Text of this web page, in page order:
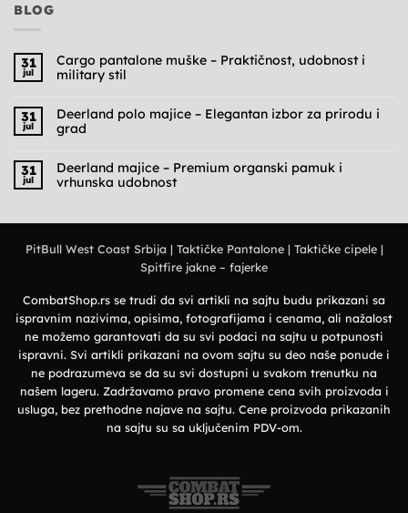
BLOG
31
jul
Cargo pantalone muške – Praktičnost, udobnost i
military stil
na
Cargo
pantalone
muške
Praktičnost,
udobnost
i
military
31
jul
Deerland polo majice – Elegantan izbor za prirodu i
grad
na
Deerland
polo
izbor
prirodu
i
31
jul
Deerland majice – Premium organski pamuk i
vrhunska udobnost
–
vrhunska
udobnost
PitBull West Coast Srbija | Taktičke Pantalone| Taktičke cipele|
Spitfire jakne – fajerke
CombatShop.rs se trudi da svi artikli na sajtu budu prikazani sa
ispravnim nazivima, opisima, fotografijama i cenama, ali nažalost
ne možemo garantovati da su svi podaci na sajtu u potpunosti
ispravni. Svi artikli prikazani na ovom sajtu su deo naše ponude i
ne podrazumeva se da su svi dostupni u svakom trenutku na
našem lageru. Zadržavamo pravo promene cena svih proizvoda i
usluga, bez prethodne najave na sajtu. Cene proizvoda prikazanih
na sajtu su sa uključenim PDV-om.